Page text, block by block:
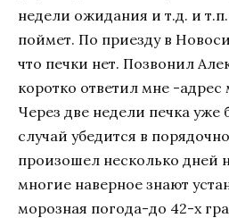
недели ожидания и т.д. и
поймет. По приезду в
что печки нет. Позвонил
коротко ответил мне -адрес
Через две недели печка уже
случай убедится в
произошел несколько дней
многие наверное знают
морозная погода-до 42-х